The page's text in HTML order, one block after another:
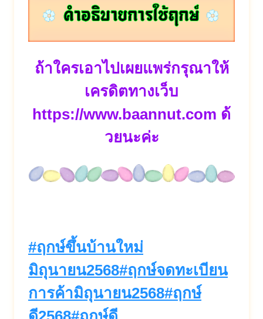
ถ้าใครเอาไปเผยแพร่กรุณาให้
เครดิตทางเว็บ
https://www.baannut.com ด้
วยนะค่ะ
Post
Tags:
#ฤกษ์ขึ้นบ้านใหม่
มิถุนายน2568#ฤกษ์จดทะเบียน
การค้ามิถุนายน2568#ฤกษ์